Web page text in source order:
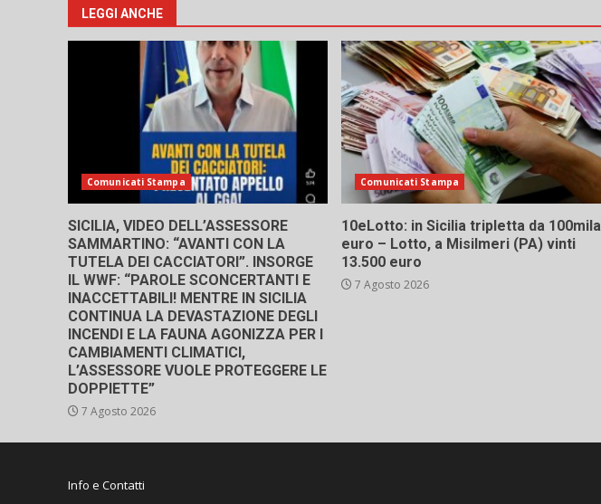
LEGGI ANCHE
Comunicati Stampa
SICILIA, VIDEO DELL’ASSESSORE
SAMMARTINO: “AVANTI CON LA
TUTELA DEI CACCIATORI”. INSORGE
IL WWF: “PAROLE SCONCERTANTI E
INACCETTABILI! MENTRE IN SICILIA
CONTINUA LA DEVASTAZIONE DEGLI
INCENDI E LA FAUNA AGONIZZA PER I
CAMBIAMENTI CLIMATICI,
L’ASSESSORE VUOLE PROTEGGERE LE
DOPPIETTE”
7 Agosto 2026
Comunicati Stampa
10eLotto: in Sicilia tripletta da 100mila
euro – Lotto, a Misilmeri (PA) vinti
13.500 euro
7 Agosto 2026
Info e Contatti